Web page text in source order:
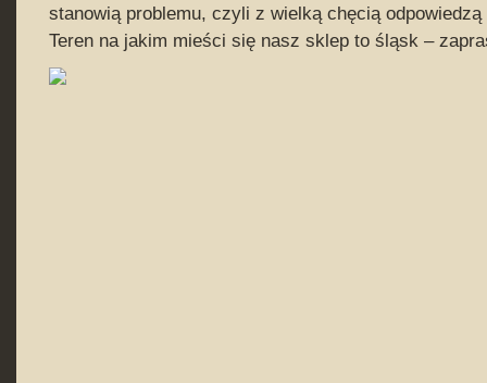
stanowią problemu, czyli z wielką chęcią
Teren na jakim mieści się nasz sklep to śląsk –